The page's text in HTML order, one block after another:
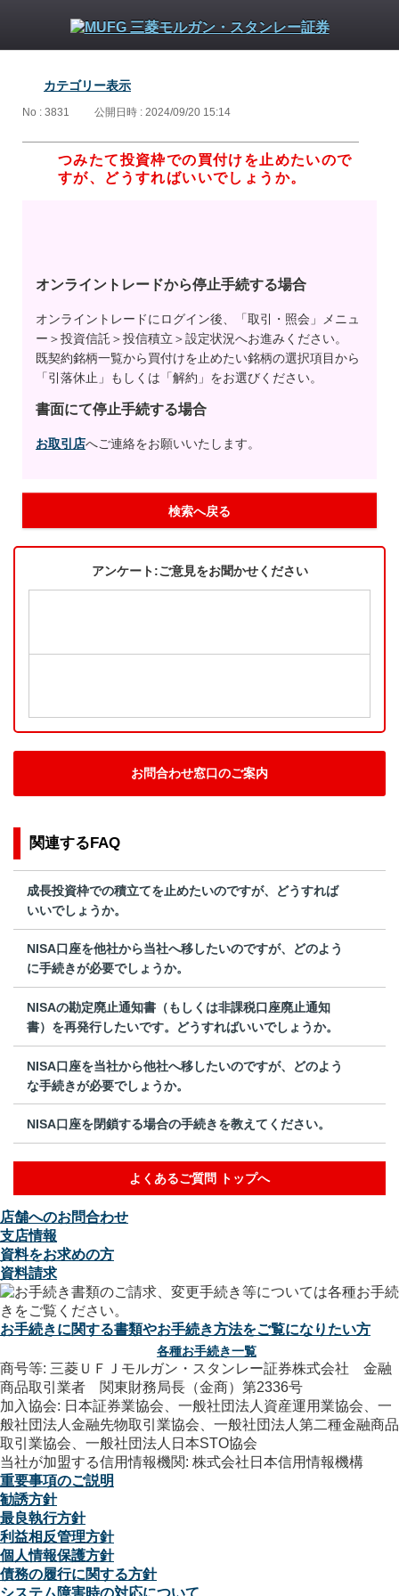
カテゴリー表示
No : 3831 公開日時 : 2024/09/20 15:14
つみたて投資枠での買付けを止めたいので
すが、どうすればいいでしょうか。
オンライントレードから停止手続する場合
オンライントレードにログイン後、「取引・照会」メニュ
ー＞投資信託＞投信積立＞設定状況へお進みください。
既契約銘柄一覧から買付けを止めたい銘柄の選択項目から
「引落休止」もしくは「解約」をお選びください。
書面にて停止手続する場合
お取引店へご連絡をお願いいたします。
検索へ戻る
アンケート:ご意見をお聞かせください
お問合わせ窓口のご案内
関連するFAQ
成長投資枠での積立てを止めたいのですが、どうすれば
いいでしょうか。
NISA口座を他社から当社へ移したいのですが、どのよう
に手続きが必要でしょうか。
NISAの勘定廃止通知書（もしくは非課税口座廃止通知
書）を再発行したいです。どうすればいいでしょうか。
NISA口座を当社から他社へ移したいのですが、どのよう
な手続きが必要でしょうか。
NISA口座を閉鎖する場合の手続きを教えてください。
よくあるご質問 トップへ
店舗へのお問合わせ
支店情報
資料をお求めの方
資料請求
お手続きに関する書類やお手続き方法をご覧になりたい方
各種お手続き一覧
商号等: 三菱ＵＦＪモルガン・スタンレー証券株式会社 金融
商品取引業者 関東財務局長（金商）第2336号
加入協会: 日本証券業協会、一般社団法人資産運用業協会、一
般社団法人金融先物取引業協会、一般社団法人第二種金融商品
取引業協会、一般社団法人日本STO協会
当社が加盟する信用情報機関: 株式会社日本信用情報機構
重要事項のご説明
勧誘方針
最良執行方針
利益相反管理方針
個人情報保護方針
債務の履行に関する方針
システム障害時の対応について